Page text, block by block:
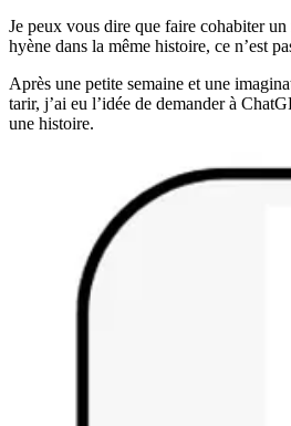
Je peux vous dire que faire cohabiter
hyène dans la même histoire, ce n’est
Après une petite semaine et une
tarir, j’ai eu l’idée de demander à
une histoire.